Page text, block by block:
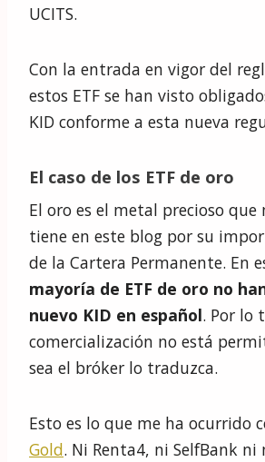
UCITS.
Con la entrada en vigor del
estos ETF se han visto
KID conforme a esta nueva
El caso de los ETF de oro
El oro es el metal precioso que
tiene en este blog por su
de la Cartera Permanente. En
mayoría de ETF de oro no
nuevo KID en español. Por lo
comercialización no está
sea el bróker lo traduzca.
Esto es lo que me ha ocurrido
Gold. Ni Renta4, ni SelfBank